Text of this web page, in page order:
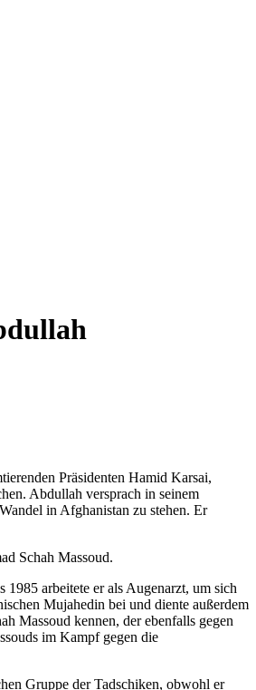
Präsidenten Hamid Karsai,
Abdullah versprach in seinem
in Afghanistan zu stehen. Er
Schah Massoud.
arbeitete er als Augenarzt, um sich
Mujahedin bei und diente außerdem
Massoud kennen, der ebenfalls gegen
im Kampf gegen die
Gruppe der Tadschiken, obwohl er